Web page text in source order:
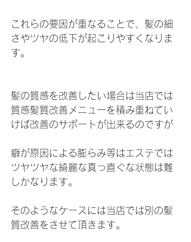
これらの要因が重なることで、髪の細
さやツヤの低下が起こりやすくなりま
す。
髪の質感を改善したい場合は当店では
質感髪質改善メニューを積み重ねてい
けば改善のサポートが出来るのですが
癖が原因による膨らみ等はエステでは
ツヤツヤな綺麗な真っ直ぐな状態は難
しかなります。
そのようなケースには当店では別の髪
質改善をさせて頂きます。